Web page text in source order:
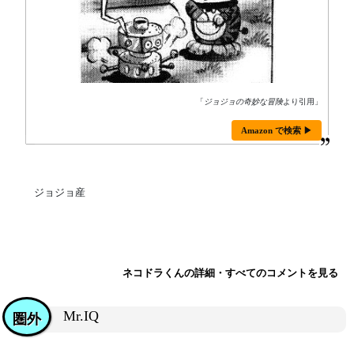
「 ジョジョの奇妙な冒険より引用」
Amazon で検索 ▶
ジョジョ産
ネコドラくんの詳細・すべてのコメントを見る
Mr.IQ
圏外